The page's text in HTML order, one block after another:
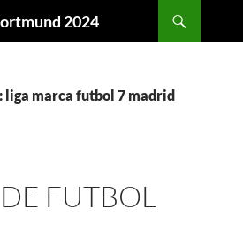
2024
marca futbol 7 madrid
FUTBOL